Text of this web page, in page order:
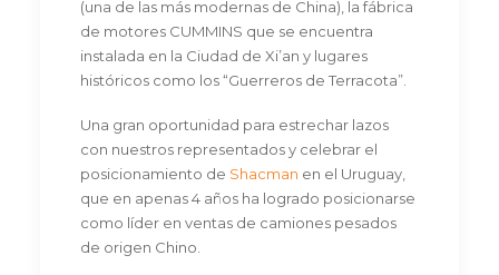
(una de las más modernas de China), la fábrica
de motores CUMMINS que se encuentra
instalada en la Ciudad de Xi’an y lugares
históricos como los “Guerreros de Terracota”.
Una gran oportunidad para estrechar lazos
con nuestros representados y celebrar el
posicionamiento de Shacman en el Uruguay,
que en apenas 4 años ha logrado posicionarse
como líder en ventas de camiones pesados
de origen Chino.